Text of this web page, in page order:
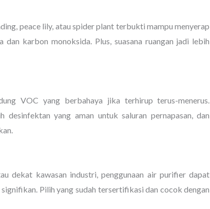
peace lily, atau spider plant terbukti mampu menyerap
karbon monoksida. Plus, suasana ruangan jadi lebih
VOC yang berbahaya jika terhirup terus-menerus.
desinfektan yang aman untuk saluran pernapasan, dan
dekat kawasan industri, penggunaan air purifier dapat
Pilih yang sudah tersertifikasi dan cocok dengan